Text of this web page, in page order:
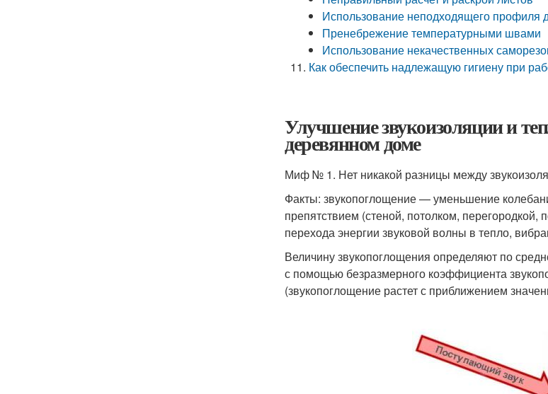
Использование неподходящего профиля
Пренебрежение температурными швами
Использование некачественных
Как обеспечить надлежащую гигиену при
Улучшение звукоизоляции и
деревянном доме
Миф № 1. Нет никакой разницы между
Факты: звукопоглощение — уменьшение
препятствием (стеной, потолком,
перехода энергии звуковой волны в тепло,
Величину звукопоглощения определяют по
с помощью безразмерного коэффициента
(звукопоглощение растет с приближением